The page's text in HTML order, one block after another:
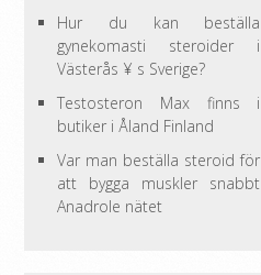
Hur du kan beställa
gynekomasti steroider i
Västerås ¥ s Sverige?
Testosteron Max finns i
butiker i Åland Finland
Var man beställa steroid för
att bygga muskler snabbt
Anadrole nätet